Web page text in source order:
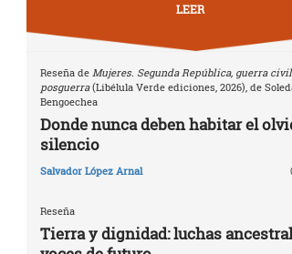
LEER
Reseña de Mujeres. Segunda República, guerra
posguerra(Libélula Verde ediciones, 2026), de
Bengoechea
Donde nunca deben habitar el
silencio
Salvador López Arnal
Reseña
Tierra y dignidad: luchas